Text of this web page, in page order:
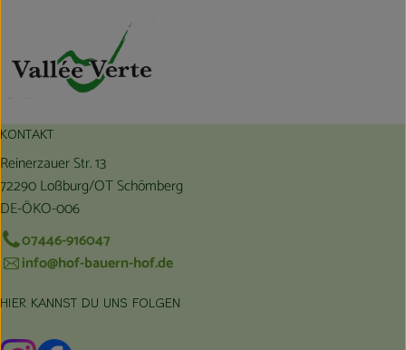
KONTAKT
Reinerzauer Str. 13
72290 Loßburg/OT Schömberg
DE-ÖKO-006
07446-916047
info@hof-bauern-hof.de
HIER KANNST DU UNS FOLGEN